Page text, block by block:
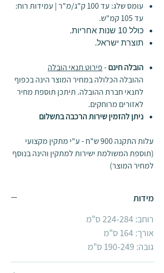
עומס שלג: עד 100 ק"ג/מ"ר | עמידות רוח:
עד 105 קמ"ש.
כולל 10 שנות אחריות.
תוצרת ישראל.
הובלה חינם-פירוט תנאי הובלה
ההובלה הכלולה במחיר המוצר הינה בכפוף
לתנאי חברת ההובלה. תיתכן תוספת מחיר
לאזורים מרוחקים.
ניתן להזמין שירות הרכבה בתשלום
עלות התקנה 900 ש"ח - ע"י מתקין מקצועי
(תוספת המשולמת ישירות למתקין והינה בנוסף
למחיר המוצר)
מידות
רוחב: 224-284 ס"מ
אורך: 164 ס"מ
גובה: 190-249 ס"מ